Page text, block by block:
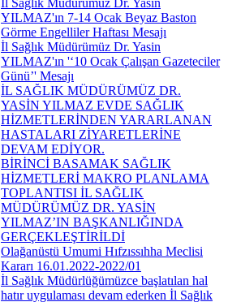
YILMAZ'ın 7-14 Ocak Beyaz Baston
Görme Engelliler Haftası Mesajı
İl Sağlık Müdürümüz Dr. Yasin
YILMAZ'ın '‘10 Ocak Çalışan Gazeteciler
Günü’' Mesajı
İL SAĞLIK MÜDÜRÜMÜZ DR.
YASİN YILMAZ EVDE SAĞLIK
HİZMETLERİNDEN YARARLANAN
HASTALARI ZİYARETLERİNE
DEVAM EDİYOR.
BİRİNCİ BASAMAK SAĞLIK
HİZMETLERİ MAKRO PLANLAMA
TOPLANTISI İL SAĞLIK
MÜDÜRÜMÜZ DR. YASİN
YILMAZ’IN BAŞKANLIĞINDA
GERÇEKLEŞTİRİLDİ
Olağanüstü Umumi Hıfzıssıhha Meclisi
Kararı 16.01.2022-2022/01
İl Sağlık Müdürlüğümüzce başlatılan hal
hatır uygulaması devam ederken İl Sağlık